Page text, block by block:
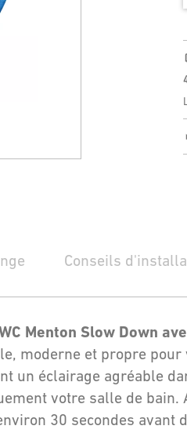
Conseils
Menton Slow Down
moderne et propre
un éclairage agréable
votre salle de bain.
30 secondes avant